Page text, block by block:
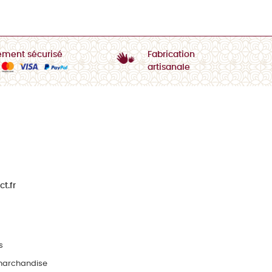
sécurisé
Fabrication
artisanale